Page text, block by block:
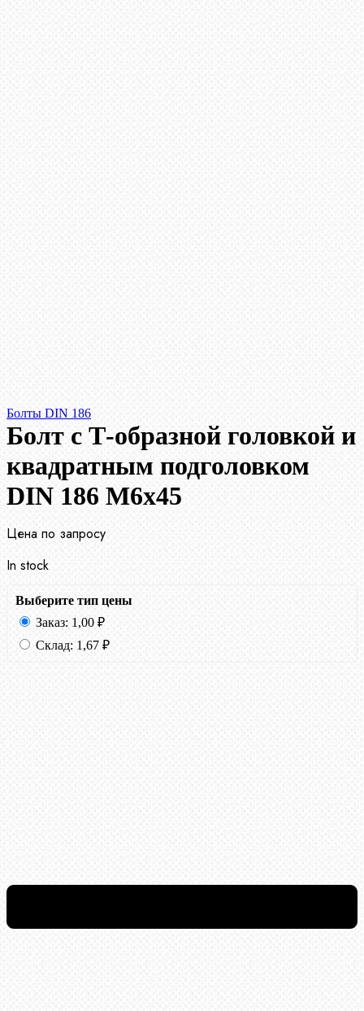
Болты DIN 186
Болт с Т-образной головкой и
квадратным подголовком
DIN 186 М6х45
Цена по запросу
In stock
Выберите тип цены
Заказ: 1,00 ₽
Склад: 1,67 ₽